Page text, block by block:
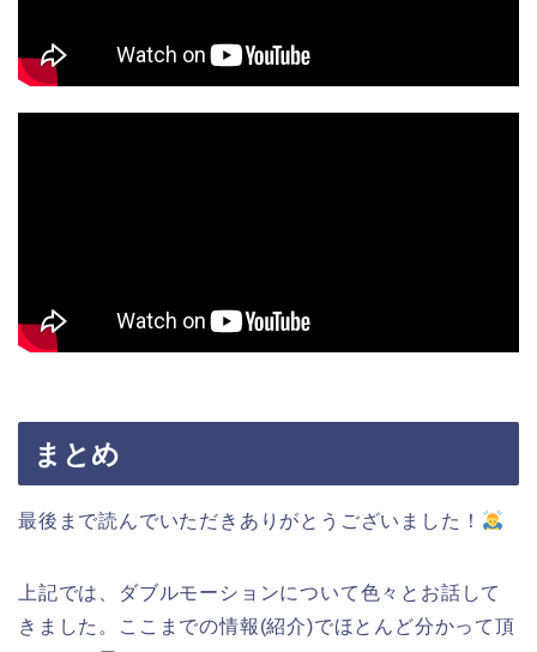
まとめ
最後まで読んでいただきありがとうございました！
上記では、ダブルモーションについて色々とお話して
きました。ここまでの情報(紹介)でほとんど分かって頂